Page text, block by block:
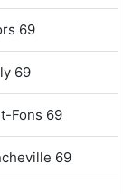
69
69
Fons 69
69